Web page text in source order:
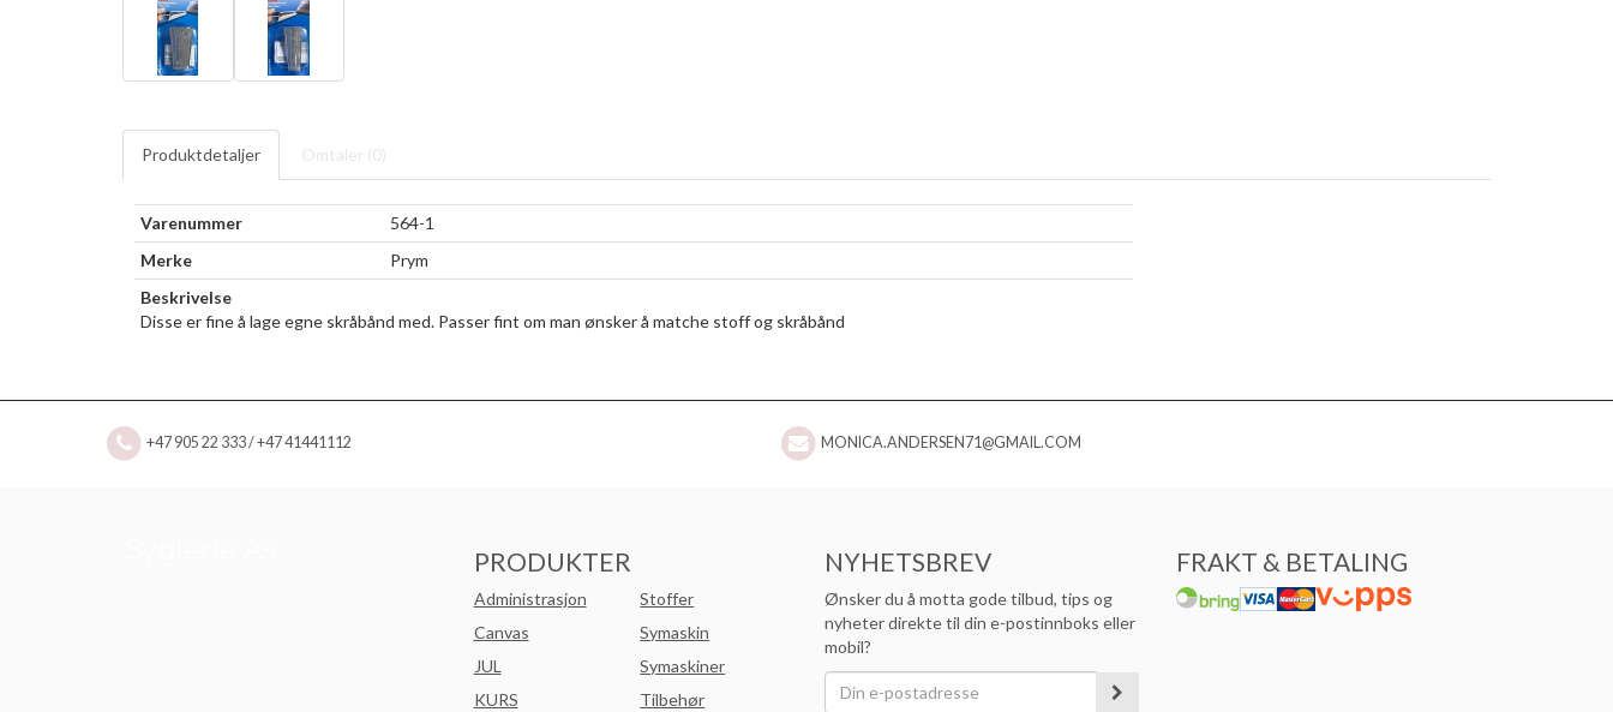
Produktdetaljer Omtaler (0)
Varenummer
564-1
Merke
Prym
Beskrivelse
Disse er fine å lage egne skråbånd med. Passer fint om man ønsker å matche stoff og skråbånd
+47 905 22 333 / +47 41441112 MONICA.ANDERSEN71@GMAIL.COM
PRODUKTER
Administrasjon
Canvas
JUL
KURS
Stoffer
Symaskin
Symaskiner
Tilbehør
NYHETSBREV
Ønsker du å motta gode tilbud, tips og
nyheter direkte til din e-postinnboks eller
mobil?
FRAKT & BETALING